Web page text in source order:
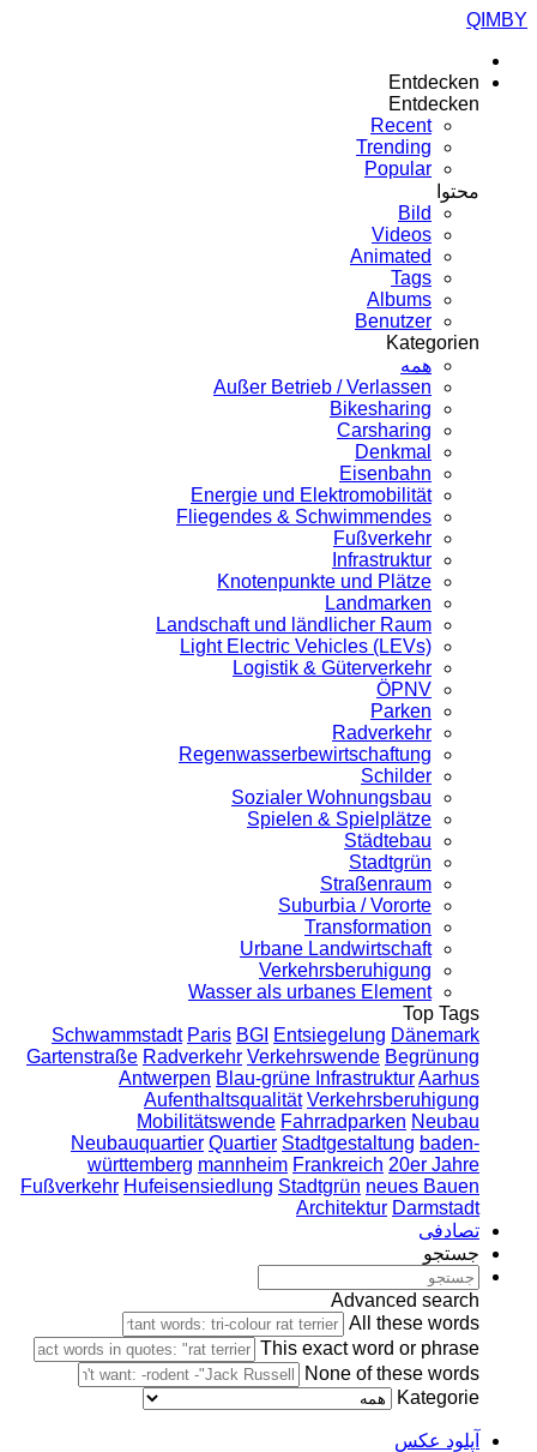
QIMBY
Entdecken
Entdecken
Recent
Trending
Popular
محتوا
Bild
Videos
Animated
Tags
Albums
Benutzer
Kategorien
همه
Außer Betrieb / Verlassen
Bikesharing
Carsharing
Denkmal
Eisenbahn
Energie und Elektromobilität
Fliegendes & Schwimmendes
Fußverkehr
Infrastruktur
Knotenpunkte und Plätze
Landmarken
Landschaft und ländlicher Raum
Light Electric Vehicles (LEVs)
Logistik & Güterverkehr
ÖPNV
Parken
Radverkehr
Regenwasserbewirtschaftung
Schilder
Sozialer Wohnungsbau
Spielen & Spielplätze
Städtebau
Stadtgrün
Straßenraum
Suburbia / Vororte
Transformation
Urbane Landwirtschaft
Verkehrsberuhigung
Wasser als urbanes Element
Top Tags
Schwammstadt Paris BGI Entsiegelung Dänemark
Gartenstraße Radverkehr Verkehrswende Begrünung
Antwerpen Blau-grüne InfrastrukturAarhus
Aufenthaltsqualität Verkehrsberuhigung
Mobilitätswende Fahrradparken Neubau
Neubauquartier Quartier Stadtgestaltung baden-
württemberg mannheim Frankreich 20er Jahre
Fußverkehr Hufeisensiedlung Stadtgrün neues Bauen
Architektur Darmstadt
تصادفی
جستجو
Advanced search
All these words
This exact word or phrase
None of these words
Kategorie
آپلود عکس